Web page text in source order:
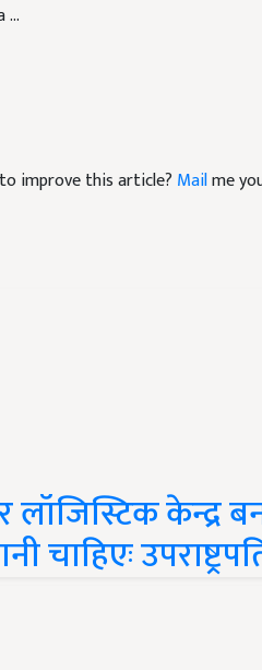
improve this article? Mailme
केन्द्र